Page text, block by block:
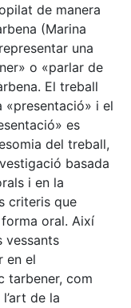
de manera
(Marina
una
o «parlar de
El treball
i el
es
del treball,
basada
i en la
criteris que
oral. Així
vessants
en el
tarbener, com
de la